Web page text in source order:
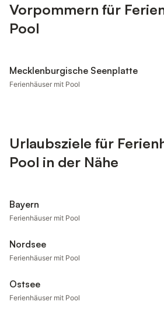
Vorpommern für
Pool
Mecklenburgische Seenplatte
Ferienhäuser mit Pool
Urlaubsziele für
Pool in der Nähe
Bayern
Ferienhäuser mit Pool
Nordsee
Ferienhäuser mit Pool
Ostsee
Ferienhäuser mit Pool